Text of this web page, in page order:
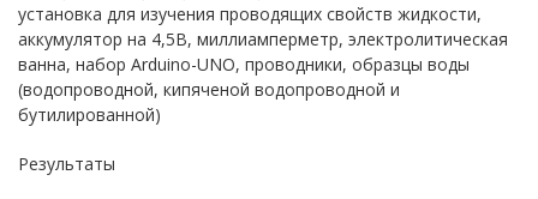
установка для изучения проводящих свойств жидкости,
аккумулятор на 4,5В, миллиамперметр, электролитическая
ванна, набор Arduino-UNO, проводники, образцы воды
(водопроводной, кипяченой водопроводной и
бутилированной)
Результаты